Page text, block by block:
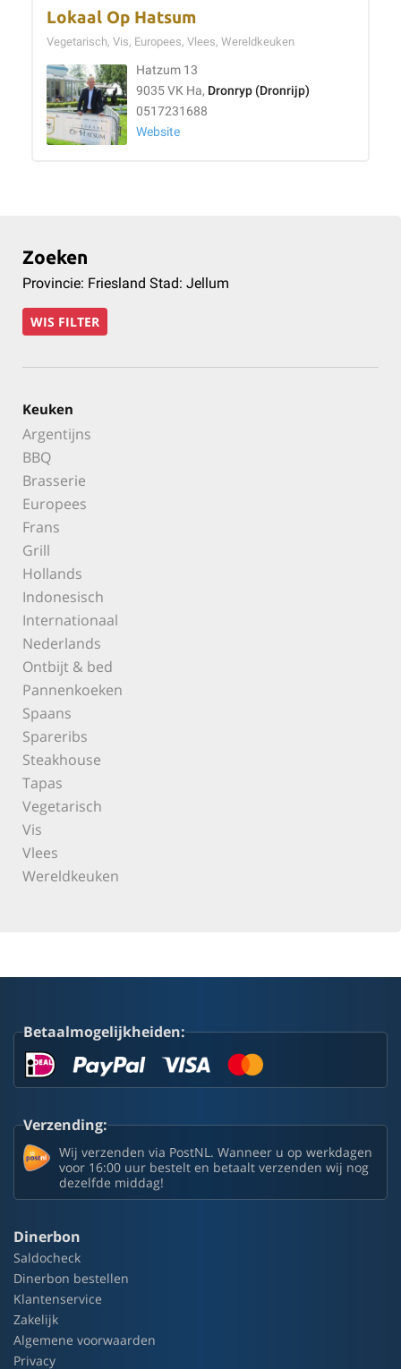
Lokaal Op Hatsum
Vegetarisch, Vis, Europees, Vlees, Wereldkeuken
Hatzum 13
9035 VK Ha, Dronryp (Dronrijp)
0517231688
Website
Zoeken
Provincie: Friesland Stad: Jellum
WIS FILTER
Keuken
Argentijns
BBQ
Brasserie
Europees
Frans
Grill
Hollands
Indonesisch
Internationaal
Nederlands
Ontbijt & bed
Pannenkoeken
Spaans
Spareribs
Steakhouse
Tapas
Vegetarisch
Vis
Vlees
Wereldkeuken
Betaalmogelijkheiden:
Verzending:
Wij verzenden via PostNL. Wanneer u op werkdagen
voor 16:00 uur bestelt en betaalt verzenden wij nog
dezelfde middag!
Dinerbon
Saldocheck
Dinerbon bestellen
Klantenservice
Zakelijk
Algemene voorwaarden
Privacy